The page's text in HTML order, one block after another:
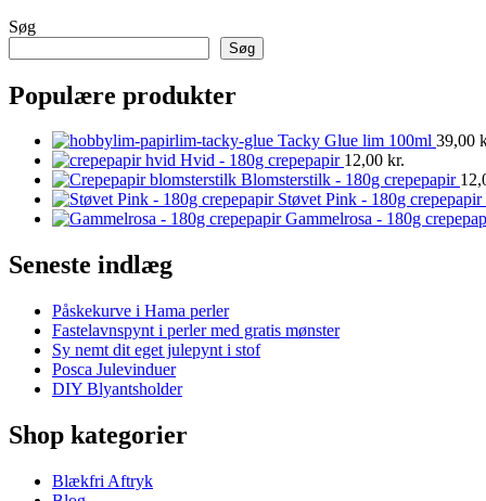
Søg
Søg
Populære produkter
Tacky Glue lim 100ml 39,00
Hvid - 180g crepepapir 12,00 kr.
Blomsterstilk - 180g crepepapir
Støvet Pink - 180g crepepapir
Gammelrosa - 180g
Seneste indlæg
Påskekurve i Hama perler
Fastelavnspynt i perler med gratis mønster
Sy nemt dit eget julepynt i stof
Posca Julevinduer
DIY Blyantsholder
Shop kategorier
Blækfri Aftryk